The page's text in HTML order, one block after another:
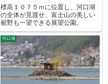
標高１０７５ｍに位置し、河口湖
の全体が見渡せ、富士山の美しい
裾野も一望できる展望公園。
河口湖